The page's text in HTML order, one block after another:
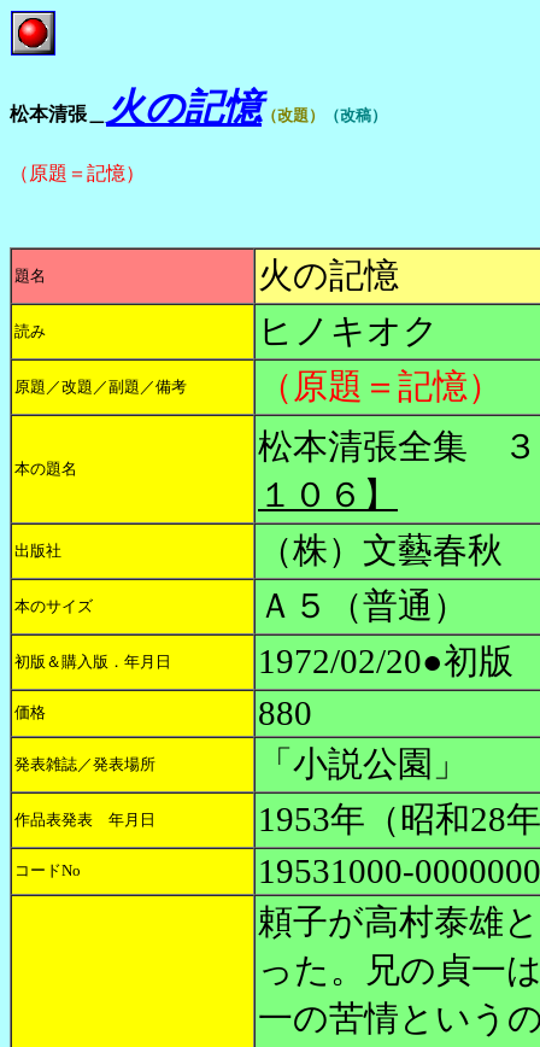
松本清張＿ 火の記憶（改題） （改稿）
（原題＝記憶）
題名 火の記憶
読み ヒノキオク
原題／改題／副題／備考 （原題＝記憶）
本の題名
松本清張全集
１０６】
出版社 （株）文藝春秋
本のサイズ Ａ５（普通）
初版＆購入版．年月日 1972/02/20●初版
価格 880
発表雑誌／発表場所 「小説公園」
作品表発表 年月日 1953年（昭和28
コードNo 19531000-0000000
頼子が高村泰雄
った。兄の貞一
一の苦情という